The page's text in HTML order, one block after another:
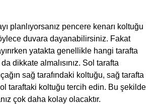
planlıyorsanız pencere kenarı koltuğu
duvara dayanabilirsiniz. Fakat
yatakta genellikle hangi tarafta
dikkate almalısınız. Sol tarafta
sağ tarafındaki koltuğu, sağ tarafta
taraftaki koltuğu tercih edin. Bu şekilde
çok daha kolay olacaktır.